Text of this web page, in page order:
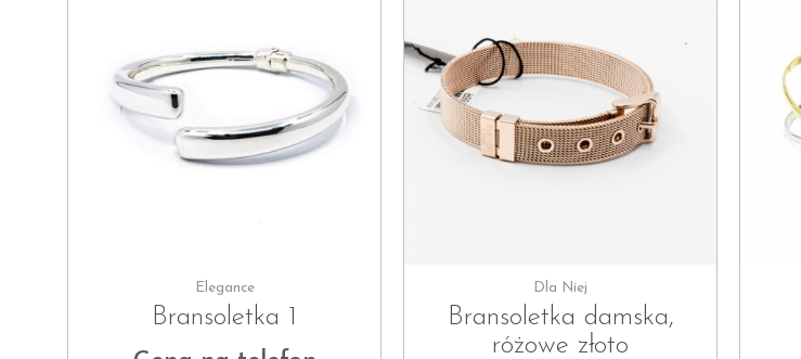
Elegance
Bransoletka 1
Dla Niej
Bransoletka damska,
różowe złoto